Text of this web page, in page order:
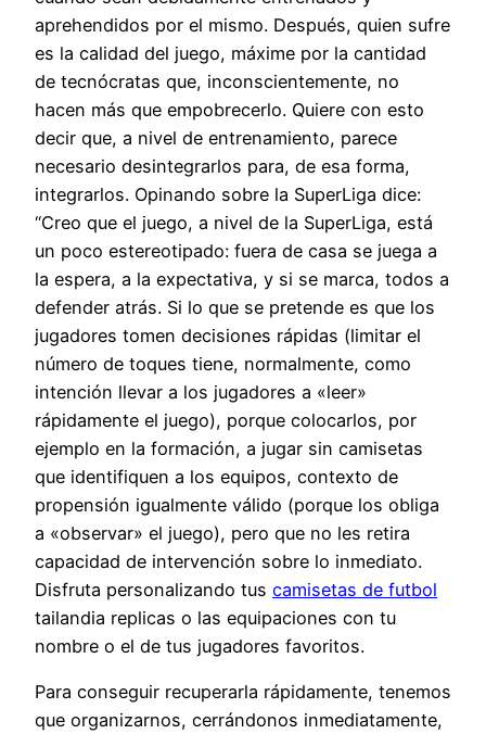
aprehendidos por el mismo. Después, quien sufre
es la calidad del juego, máxime por la cantidad
de tecnócratas que, inconscientemente, no
hacen más que empobrecerlo. Quiere con esto
decir que, a nivel de entrenamiento, parece
necesario desintegrarlos para, de esa forma,
integrarlos. Opinando sobre la SuperLiga dice:
“Creo que el juego, a nivel de la SuperLiga, está
un poco estereotipado: fuera de casa se juega a
la espera, a la expectativa, y si se marca, todos a
defender atrás. Si lo que se pretende es que los
jugadores tomen decisiones rápidas (limitar el
número de toques tiene, normalmente, como
intención llevar a los jugadores a «leer»
rápidamente el juego), porque colocarlos, por
ejemplo en la formación, a jugar sin camisetas
que identifiquen a los equipos, contexto de
propensión igualmente válido (porque los obliga
a «observar» el juego), pero que no les retira
capacidad de intervención sobre lo inmediato.
Disfruta personalizando tus camisetas de futbol
tailandia replicas o las equipaciones con tu
nombre o el de tus jugadores favoritos.
Para conseguir recuperarla rápidamente, tenemos
que organizarnos, cerrándonos inmediatamente,